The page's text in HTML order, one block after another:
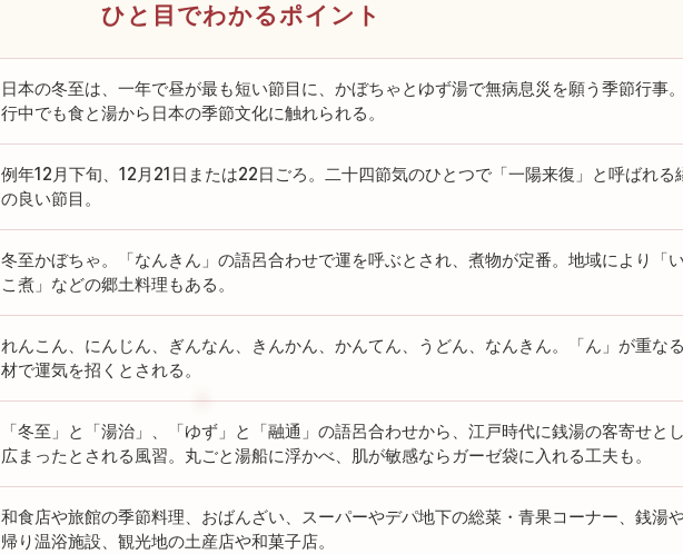
ひと目でわかるポイント
日本の冬至は、一年で昼が最も短い節目に、かぼちゃとゆず湯で無病息災を願う季節行事
行中でも食と湯から日本の季節文化に触れられる。
例年12月下旬、12月21日または22日ごろ。二十四節気のひとつで「一陽来復」と呼ばれる
の良い節目。
冬至かぼちゃ。「なんきん」の語呂合わせで運を呼ぶとされ、煮物が定番。地域により「
こ煮」などの郷土料理もある。
れんこん、にんじん、ぎんなん、きんかん、かんてん、うどん、なんきん。「ん」が重な
材で運気を招くとされる。
「冬至」と「湯治」、「ゆず」と「融通」の語呂合わせから、江戸時代に銭湯の客寄せと
広まったとされる風習。丸ごと湯船に浮かべ、肌が敏感ならガーゼ袋に入れる工夫も。
和食店や旅館の季節料理、おばんざい、スーパーやデパ地下の総菜・青果コーナー、銭湯
帰り温浴施設、観光地の土産店や和菓子店。